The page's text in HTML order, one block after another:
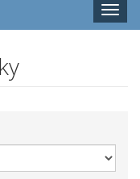
Toggle